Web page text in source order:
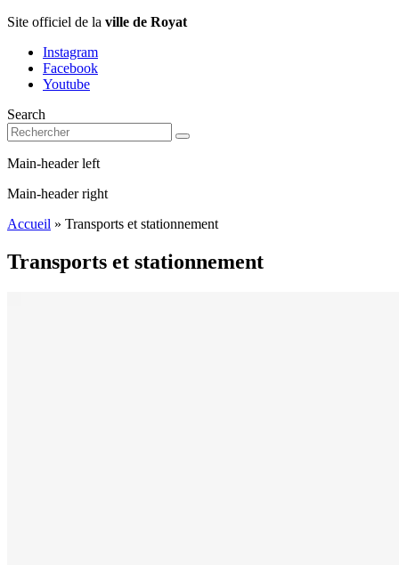
Site officiel de la ville de Royat
Instagram
Facebook
Youtube
Search
Main-header left
Main-header right
Accueil » Transports et stationnement
Transports et stationnement